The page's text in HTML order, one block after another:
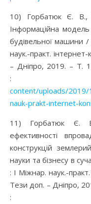
10) Горбатюк Є.
Інформаційна
будівельної машини
наук.-практ.
– Дніпро, 2019. – Т.
content/uploads/2019/
nauk-prakt-internet-
11) Горбатюк Є.
ефективності
конструкцій
науки та бізнесу в
: I Міжнар. наук.-
Тези доп. – Дніпро,